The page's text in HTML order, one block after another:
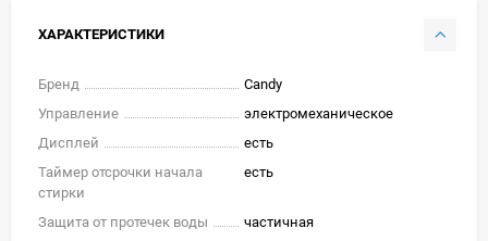
ХАРАКТЕРИСТИКИ
Бренд
Candy
Управление
электромеханическое
Дисплей
есть
Таймер отсрочки начала
стирки
есть
Защита от протечек воды
частичная